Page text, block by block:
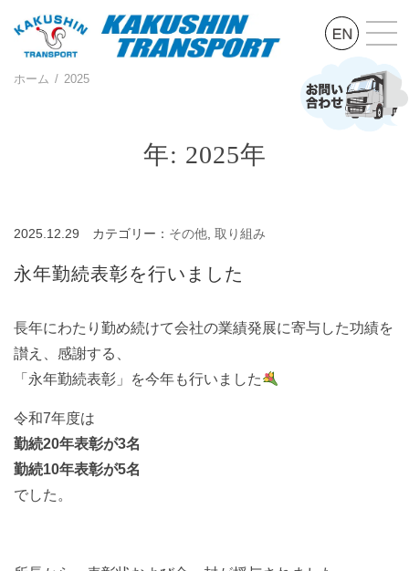
ホーム 2025
年: 2025年
2025.12.29 カテゴリー： その他 取り組み
永年勤続表彰を行いました
長年にわたり勤め続けて会社の業績発展に寄与した功績を
讃え、感謝する、
「永年勤続表彰」を今年も行いました
令和7年度は
勤続20年表彰が3名
勤続10年表彰が5名
でした。